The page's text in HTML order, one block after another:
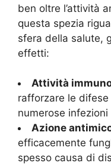
ben oltre l’attività
questa spezia
sfera della salute,
effetti:
Attività
rafforzare le
numerose
Azione
efficacemente
spesso causa di